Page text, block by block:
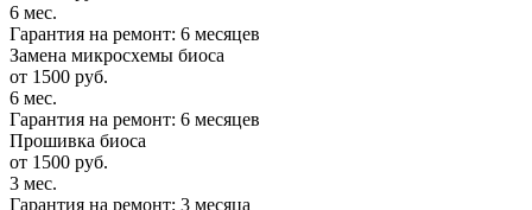
6 мес.
Гарантия на ремонт: 6 месяцев
Замена микросхемы биоса
от 1500 руб.
6 мес.
Гарантия на ремонт: 6 месяцев
Прошивка биоса
от 1500 руб.
3 мес.
Гарантия на ремонт: 3 месяца